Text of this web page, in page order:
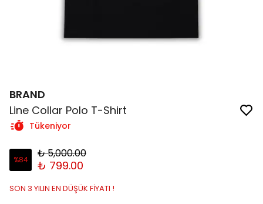
BRAND
Line Collar Polo T-Shirt
Tükeniyor
%84 ₺ 5,000.00
₺ 799.00
SON 3 YILIN EN DÜŞÜK FİYATI !